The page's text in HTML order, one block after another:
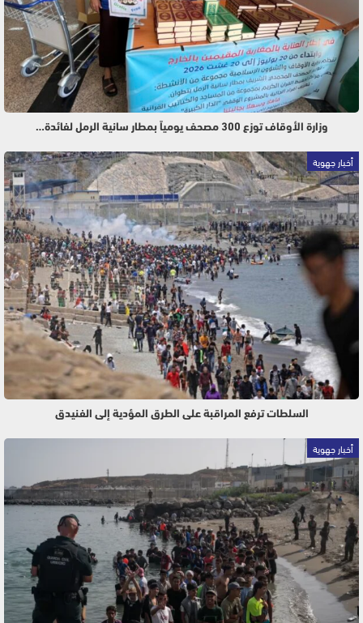
وزارة الأوقاف توزع 300 مصحف يومياً بمطار سانية الرمل لفائدة…
أخبار جهوية
السلطات ترفع المراقبة على الطرق المؤدية إلى الفنيدق
أخبار جهوية